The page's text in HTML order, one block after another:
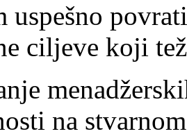
uspešno
ciljeve koji
na